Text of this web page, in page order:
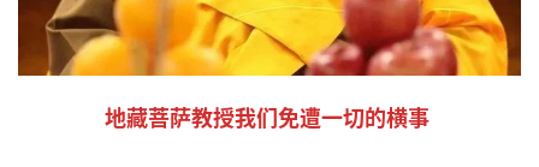
地藏菩萨教授我们免遭一切的横事